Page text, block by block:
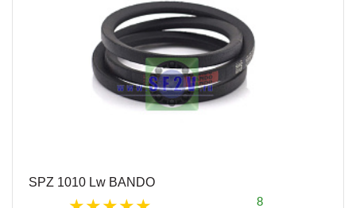
SPZ 1010 Lw BANDO
8